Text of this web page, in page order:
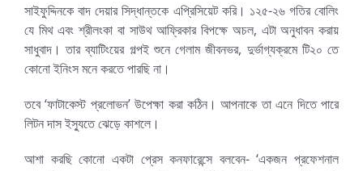
সাইফুদ্দিনকে বাদ দেয়ার সিদ্ধান্তকে এপ্রিসিয়েট করি। ১২৫-২৬ গতির বোলিং
যে মিথ এবং শ্রীলংকা বা সাউথ আফ্রিকার বিপক্ষে অচল, এটা অনুধাবন করায়
সাধুবাদ। তার ব্যাটিংয়ের গল্পই শুনে গেলাম জীবনভর, দুর্ভাগ্যক্রমে টি২০ তে
কোনো ইনিংস মনে করতে পারছি না।
তবে ‘ফাটাকেস্ট প্রলোভন’ উপেক্ষা করা কঠিন। আপনাকে তা এনে দিতে পারে
লিটন দাস ইস্যুতে ঝেড়ে কাশলে।
আশা করছি কোনো একটা প্রেস কনফারেন্সে বলবেন- ‘একজন প্রফেশনাল